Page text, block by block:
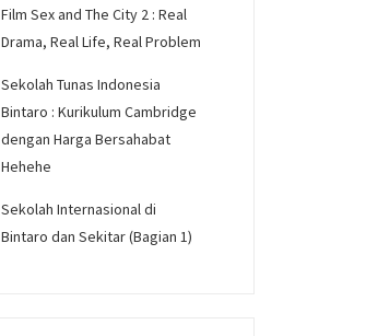
Film Sex and The City 2 : Real
Drama, Real Life, Real Problem
Sekolah Tunas Indonesia
Bintaro : Kurikulum Cambridge
dengan Harga Bersahabat
Hehehe
Sekolah Internasional di
Bintaro dan Sekitar (Bagian 1)